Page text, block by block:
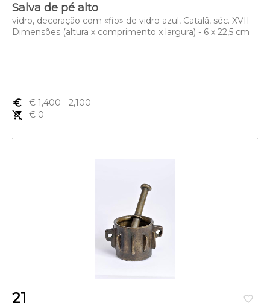
Salva de pé alto
vidro, decoração com «fio» de vidro azul, Catalã, séc. XVII
Dimensões (altura x comprimento x largura) - 6 x 22,5 cm
euro_symbol € 1,400 - 2,100
remove_shopping_cart
€ 0
favorite_border
21